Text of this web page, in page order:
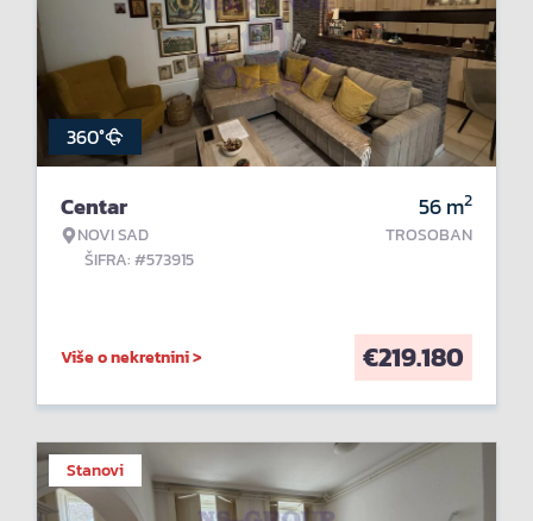
360°
Centar
NOVI SAD
ŠIFRA: #573915
56m2
TROSOBAN
Više o nekretnini > €219.180
Stanovi